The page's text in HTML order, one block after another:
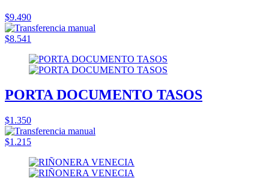
$9.490
$8.541
PORTA DOCUMENTO TASOS
$1.350
$1.215